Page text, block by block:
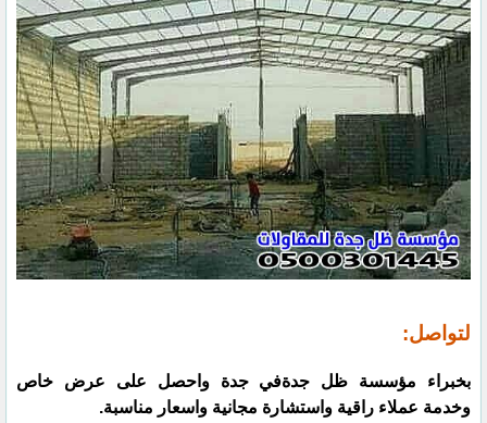
لتواصل:
بخبراء مؤسسة ظل جدةفي جدة واحصل على عرض خاص
وخدمة عملاء راقية واستشارة مجانية واسعار مناسبة.